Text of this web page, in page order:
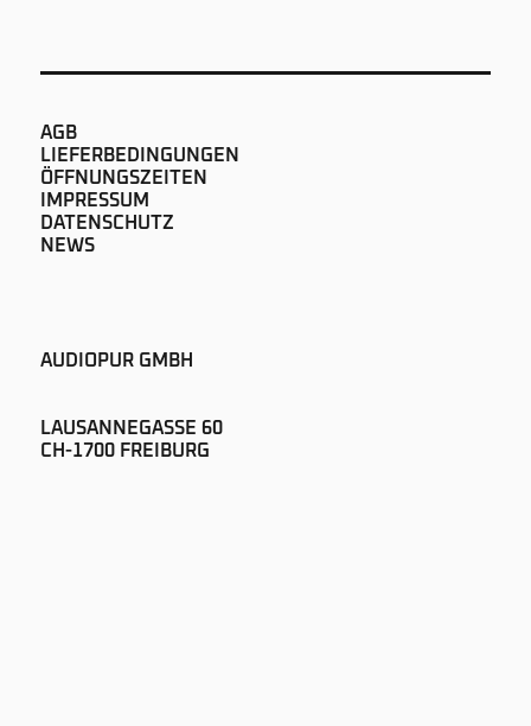
AGB
LIEFERBEDINGUNGEN
ÖFFNUNGSZEITEN
IMPRESSUM
DATENSCHUTZ
NEWS
AUDIOPUR GMBH
LAUSANNEGASSE 60
CH-1700 FREIBURG